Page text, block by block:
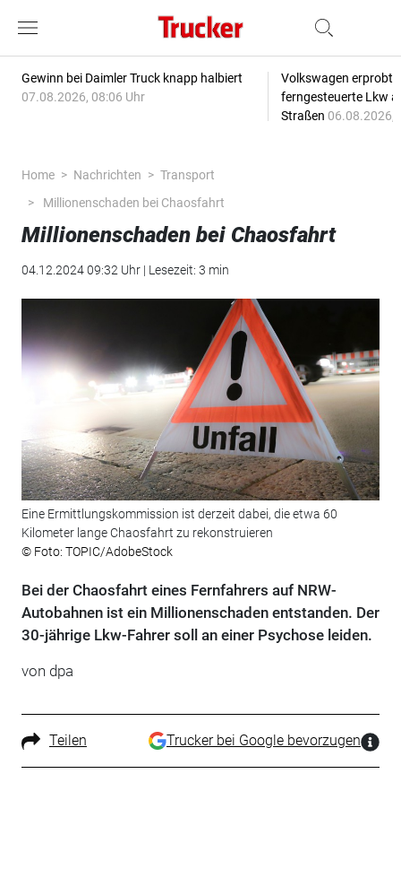
Gewinn bei Daimler Truck knapp halbiert
07.08.2026, 08:06 Uhr
Volkswagen erprobt
ferngesteuerte Lkw
Straßen 06.08.2026,
Home Nachrichten
Transport
Millionenschaden bei Chaosfahrt
Millionenschaden bei Chaosfahrt
04.12.2024 09:32 Uhr | Lesezeit: 3 min
Eine Ermittlungskommission ist derzeit dabei, die etwa 60
Kilometer lange Chaosfahrt zu rekonstruieren
© Foto: TOPIC/AdobeStock
Bei der Chaosfahrt eines Fernfahrers auf NRW-
Autobahnen ist ein Millionenschaden entstanden. Der
30-jährige Lkw-Fahrer soll an einer Psychose leiden.
von dpa
Teilen Trucker bei Google bevorzugen